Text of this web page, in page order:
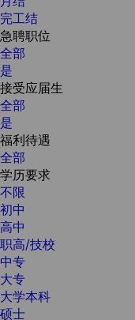
完工结
急聘职位
全部
是
接受应届生
全部
是
福利待遇
全部
学历要求
不限
初中
高中
职高/技校
中专
大专
大学本科
硕士